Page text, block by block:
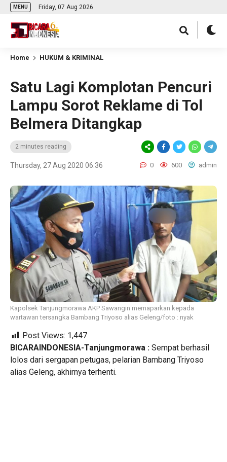
MENU Friday, 07 Aug 2026
Home HUKUM & KRIMINAL
Satu Lagi Komplotan Pencuri
Lampu Sorot Reklame di Tol
Belmera Ditangkap
2 minutes reading
Thursday, 27 Aug 2020 06:36 0 600 admin
Kapolsek Tanjungmorawa AKP Sawangin memaparkan kepada
wartawan tersangka Bambang Triyoso alias Geleng/foto : nyak
Post Views: 1,447
BICARAINDONESIA-Tanjungmorawa : Sempat berhasil
lolos dari sergapan petugas, pelarian Bambang Triyoso
alias Geleng, akhirnya terhenti.